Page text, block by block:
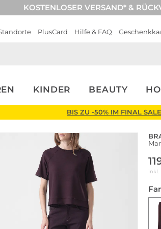
KOSTENLOSER VERSAND* &
PlusCard Hilfe & FAQ
KINDER BEAUTY
BIS ZU -50% IM FINAL SALE
inkl.